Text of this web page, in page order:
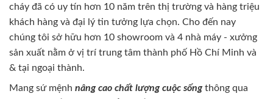
cháy đã có uy tín hơn 10 năm trên thị trường và hàng triệu
khách hàng và đại lý tin tưởng lựa chọn. Cho đến nay
chúng tôi sở hữu hơn 10 showroom và 4 nhà máy - xưởng
sản xuất nằm ở vị trí trung tâm thành phố Hồ Chí Minh và
& tại ngoại thành.
Mang sứ mệnh nâng cao chất lượng cuộc sốngthông qua